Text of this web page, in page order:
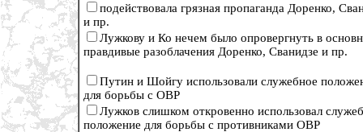
подействовала грязная пропаганда Доренко,
и пр.
Лужкову и Ко нечем было опровергнуть в
правдивые разоблачения Доренко, Сванидзе и пр.
Путин и Шойгу использовали служебное
для борьбы с ОВР
Лужков слишком откровенно использовал
положение для борьбы с противниками ОВР